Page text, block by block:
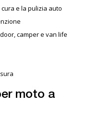
e la pulizia auto
camper e van life
moto a